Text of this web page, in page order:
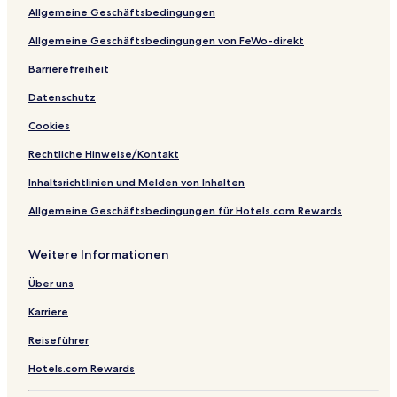
o
s
t
d
o
r
Allgemeine Geschäftsbedingungen
Allgemeine Geschäftsbedingungen von FeWo-direkt
Barrierefreiheit
Datenschutz
Cookies
Rechtliche Hinweise/Kontakt
Inhaltsrichtlinien und Melden von Inhalten
Allgemeine Geschäftsbedingungen für Hotels.com Rewards
Weitere Informationen
Über uns
Karriere
Reiseführer
Hotels.com Rewards